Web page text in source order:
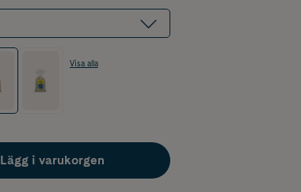
Visa alla
Lägg i varukorgen